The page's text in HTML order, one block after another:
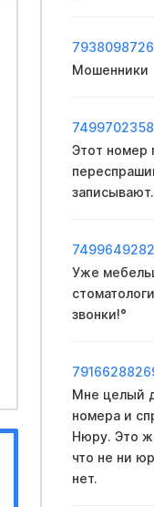
Мошенники
Этот номер
Уже
звонки!°
Мне целый
номера и
Нюру. Это
что не ни
нет.